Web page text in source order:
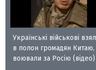
Українські військові
в полон громадян Китаю,
воювали за Росію (відео)